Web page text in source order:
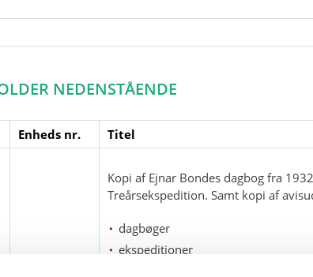
NEDENSTÅENDE
Enheds nr.
Titel
Kopi af Ejnar Bondes dagbog fra
Treårsekspedition. Samt kopi af
dagbøger
ekspeditioner